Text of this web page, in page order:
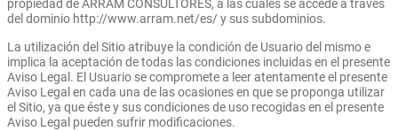
propiedad de ARRAM CONSULTORES, a las cuales se accede a través
del dominio http://www.arram.net/es/ y sus subdominios.
La utilización del Sitio atribuye la condición de Usuario del mismo e
implica la aceptación de todas las condiciones incluidas en el presente
Aviso Legal. El Usuario se compromete a leer atentamente el presente
Aviso Legal en cada una de las ocasiones en que se proponga utilizar
el Sitio, ya que éste y sus condiciones de uso recogidas en el presente
Aviso Legal pueden sufrir modificaciones.